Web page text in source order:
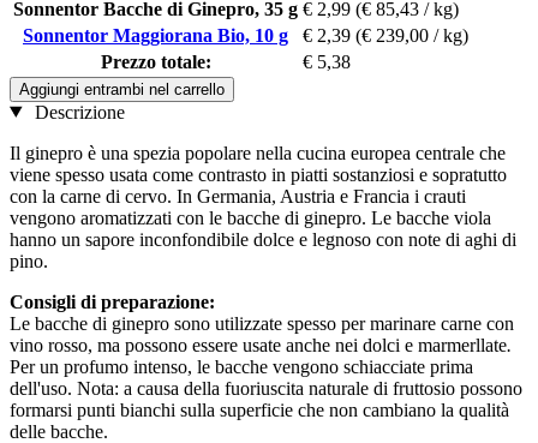
Sonnentor Bacche di Ginepro, 35 g € 2,99 (€ 85,43 / kg)
Sonnentor Maggiorana Bio, 10 g
€ 2,39 (€ 239,00 / kg)
Prezzo totale:
€ 5,38
Aggiungi entrambi nel carrello
Descrizione
Il ginepro è una spezia popolare nella cucina europea centrale che
viene spesso usata come contrasto in piatti sostanziosi e sopratutto
con la carne di cervo. In Germania, Austria e Francia i crauti
vengono aromatizzati con le bacche di ginepro. Le bacche viola
hanno un sapore inconfondibile dolce e legnoso con note di aghi di
pino.
Consigli di preparazione:
Le bacche di ginepro sono utilizzate spesso per marinare carne con
vino rosso, ma possono essere usate anche nei dolci e marmerllate.
Per un profumo intenso, le bacche vengono schiacciate prima
dell'uso. Nota: a causa della fuoriuscita naturale di fruttosio possono
formarsi punti bianchi sulla superficie che non cambiano la qualità
delle bacche.